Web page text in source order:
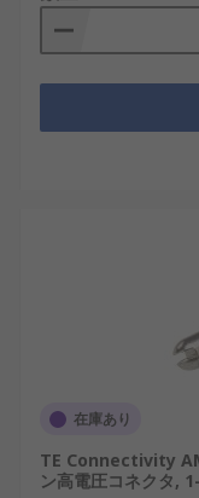
在庫あり
TE Connectivity
ン高電圧コネクタ,